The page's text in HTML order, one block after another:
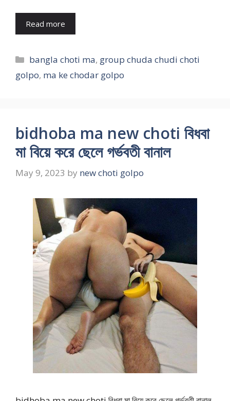
Read more
Categories
bangla choti ma, group chuda chudi choti
golpo, ma ke chodar golpo
bidhoba ma new choti বিধবা
মা বিয়ে করে ছেলে গর্ভবতী বানাল
May 9, 2023 by new choti golpo